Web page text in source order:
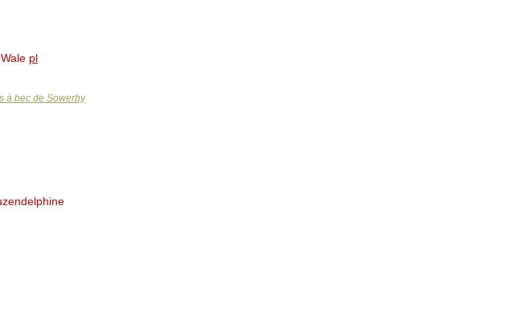
Wale pl
à bec de Sowerby